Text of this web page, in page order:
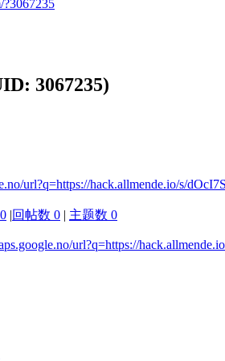
3067235)
url?q=https://hack.allmende.io/s/
|回帖数 0 | 主题数 0
url?q=https://